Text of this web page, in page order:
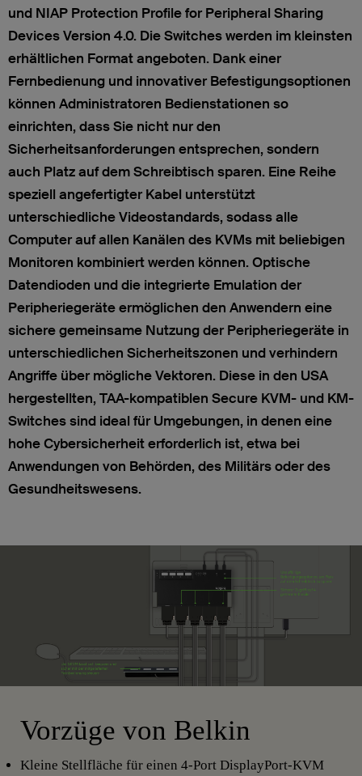
und NIAP Protection Profile for Peripheral Sharing
Devices Version 4.0. Die Switches werden im kleinsten
erhältlichen Format angeboten. Dank einer
Fernbedienung und innovativer Befestigungsoptionen
können Administratoren Bedienstationen so
einrichten, dass Sie nicht nur den
Sicherheitsanforderungen entsprechen, sondern
auch Platz auf dem Schreibtisch sparen. Eine Reihe
speziell angefertigter Kabel unterstützt
unterschiedliche Videostandards, sodass alle
Computer auf allen Kanälen des KVMs mit beliebigen
Monitoren kombiniert werden können. Optische
Datendioden und die integrierte Emulation der
Peripheriegeräte ermöglichen den Anwendern eine
sichere gemeinsame Nutzung der Peripheriegeräte in
unterschiedlichen Sicherheitszonen und verhindern
Angriffe über mögliche Vektoren. Diese in den USA
hergestellten, TAA-kompatiblen Secure KVM- und KM-
Switches sind ideal für Umgebungen, in denen eine
hohe Cybersicherheit erforderlich ist, etwa bei
Anwendungen von Behörden, des Militärs oder des
Gesundheitswesens.
Vorzüge von Belkin
Kleine Stellfläche für einen 4-Port DisplayPort-KVM